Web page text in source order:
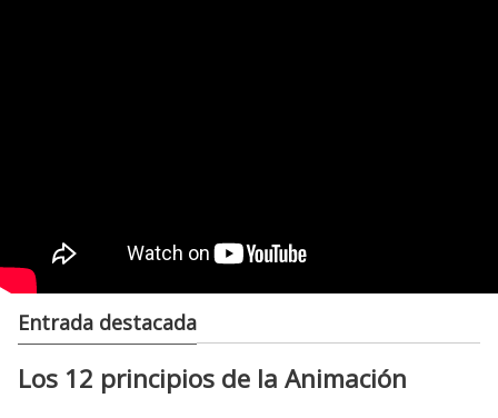
Entrada destacada
Los 12 principios de la Animación